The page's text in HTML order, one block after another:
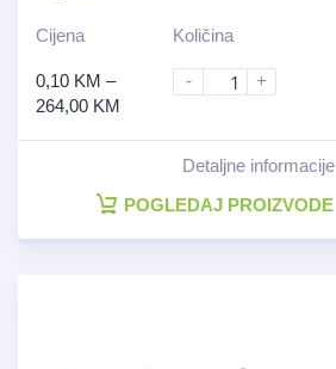
Cijena
0,10 KM –
264,00 KM
Količina
- +
Detaljne informacije
POGLEDAJ PROIZVODE